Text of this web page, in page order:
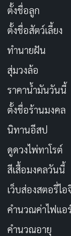
ตั้งชื่อลูก
ตั้งชื่อสัตว์เลี้ยง
ทำนายฝัน
สุ่มวงล้อ
ราคาน้ำมันวันนี้
ตั้งชื่อร้านมงคล
นิทานอีสป
ดูดวงไพ่ทาโรต์
สีเสื้อมงคลวันนี้
เว็บส่องสตอรี่ไอ
คำนวณค่าไฟแอ
คำนวณอายุ